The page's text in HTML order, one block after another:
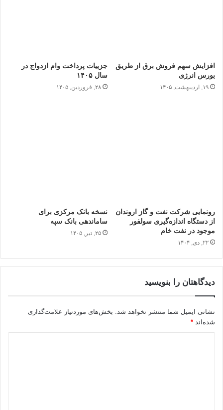
افزایش سهم فروش برق از طریق
بورس انرژی
۱۹, اردیبهشت, ۱۴۰۵
جزییات پرداخت وام ازدواج در
سال ۱۴۰۵
۲۸, فروردین, ۱۴۰۵
رونمایی شركت نفت و گاز اروندان
از‌ دستگاه اندازه‌گیری سولفور
موجود در نفت خام
۲۲, دی, ۱۴۰۴
نسخه بانک مرکزی برای
ساماندهی بانک سپه
۲۵, تیر, ۱۴۰۵
دیدگاهتان را بنویسید
نشانی ایمیل شما منتشر نخواهد شد.
بخش‌های موردنیاز علامت‌گذاری
شده‌اند *